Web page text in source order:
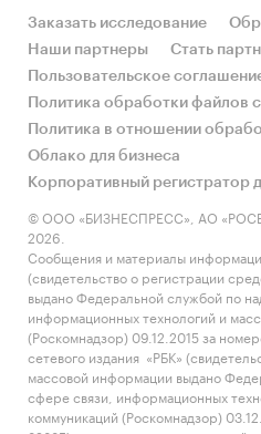
Заказать исследование
Наши партнеры
Стать
Пользовательское
Политика обработки файлов
Политика в отношении
Облако для бизнеса
Корпоративный регистратор
© ООО «БИЗНЕСПРЕСС», АО
2026.
Сообщения и материалы
(свидетельство о регистрации
выдано Федеральной службой по
информационных технологий и
(Роскомнадзор) 09.12.2015 за
сетевого издания «РБК»
массовой информации выдано
сфере связи, информационных
коммуникаций (Роскомнадзор)